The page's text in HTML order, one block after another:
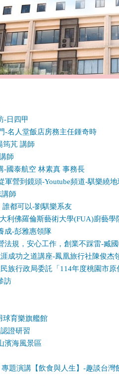
-日四甲
-名人堂飯店房務主任鍾奇時
筠芃 講師
師
-國泰航空 林素真 事務長
軍營到鏡頭-Youtube頻道-騏樂繞
講師
誰都可以-劉騏樂系友
利佛羅倫斯藝術大學(FUA)廚藝學
成-彭雅惠領隊
法規，安心工作，創業不踩雷-臧
成功之道講座-鳳凰旅行社陳俊杰
族行政局委託「114年度桃園市
訪
球育樂旗艦館
證研習
濱海風景區
專題演講【飲食與人生】-趣談台